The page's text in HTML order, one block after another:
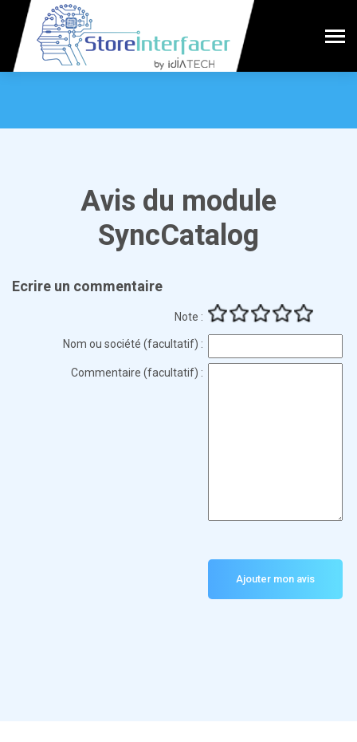
Avis du module
SyncCatalog
Ecrire un commentaire
Note :
Nom ou société (facultatif) :
Commentaire (facultatif) :